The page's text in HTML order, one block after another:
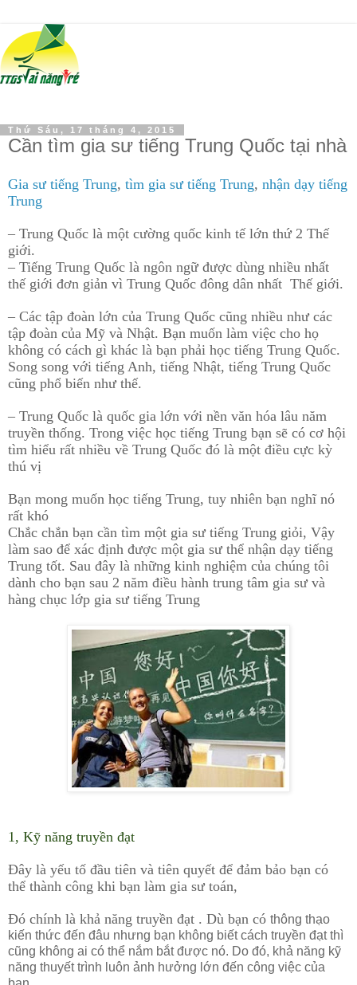
Thứ Sáu, 17 tháng 4, 2015
Cần tìm gia sư tiếng Trung Quốc tại nhà
Gia sư tiếng Trung, tìm gia sư tiếng Trung, nhận dạy tiếng
Trung
– Trung Quốc là một cường quốc kinh tế lớn thứ 2 Thế
giới.
– Tiếng Trung Quốc là ngôn ngữ được dùng nhiều nhất
thế giới đơn giản vì Trung Quốc đông dân nhất Thế giới.
– Các tập đoàn lớn của Trung Quốc cũng nhiều như các
tập đoàn của Mỹ và Nhật. Bạn muốn làm việc cho họ
không có cách gì khác là bạn phải học tiếng Trung Quốc.
Song song với tiếng Anh, tiếng Nhật, tiếng Trung Quốc
cũng phổ biến như thế.
– Trung Quốc là quốc gia lớn với nền văn hóa lâu năm
truyền thống. Trong việc học tiếng Trung bạn sẽ có cơ hội
tìm hiểu rất nhiều về Trung Quốc đó là một điều cực kỳ
thú vị
Bạn mong muốn học tiếng Trung, tuy nhiên bạn nghĩ nó
rất khó
Chắc chắn bạn cần tìm một gia sư tiếng Trung giỏi, Vậy
làm sao để xác định được một gia sư thể nhận dạy tiếng
Trung tốt. Sau đây là những kinh nghiệm của chúng tôi
dành cho bạn sau 2 năm điều hành trung tâm gia sư và
hàng chục lớp gia sư tiếng Trung
1, Kỹ năng truyền đạt
Đây là yếu tố đầu tiên và tiên quyết để đảm bảo bạn có
thể thành công khi bạn làm gia sư toán,
Đó chính là khả năng truyền đạt . Dù bạn có thông thạo
kiến thức đến đâu nhưng bạn không biết cách truyền đạt thì
cũng không ai có thể nắm bắt được nó. Do đó, khả năng kỹ
năng thuyết trình luôn ảnh hưởng lớn đến công việc của